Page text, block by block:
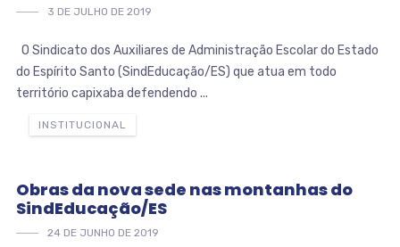
3 DE JULHO DE 2019
O Sindicato dos Auxiliares de Administração Escolar do Estado
do Espírito Santo (SindEducação/ES) que atua em todo
território capixaba defendendo ...
INSTITUCIONAL
Obras da nova sede nas montanhas do
SindEducação/ES
24 DE JUNHO DE 2019